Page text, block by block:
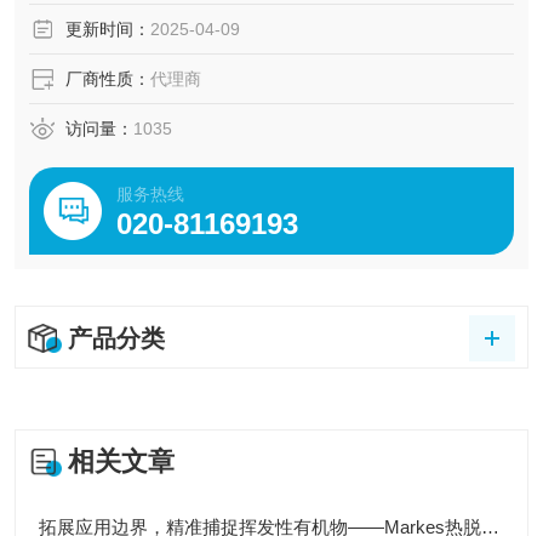
更新时间： 2025-04-09
厂商性质： 代理商
访问量： 1035
服务热线
020-81169193
产品分类
相关文章
拓展应用边界，精准捕捉挥发性有机物——Markes热脱附管助力多领域分析检测